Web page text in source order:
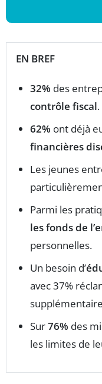
EN BREF
32% des
contrôle fiscal.
62% ont déjà
financières
Les jeunes
Parmi les
les fonds de
personnelles.
Un besoin d’
avec 37%
Sur76% des
les limites de